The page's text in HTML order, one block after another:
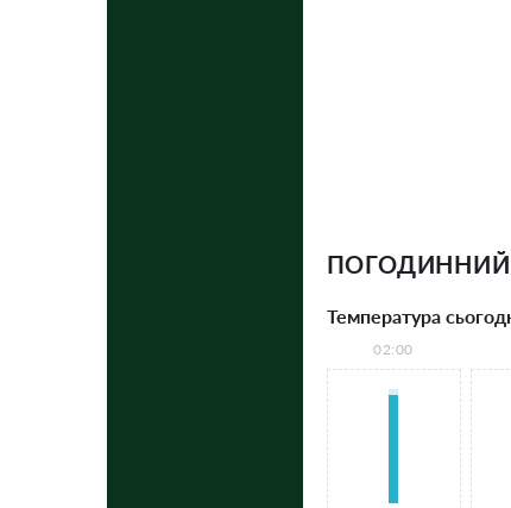
Температура
02:00